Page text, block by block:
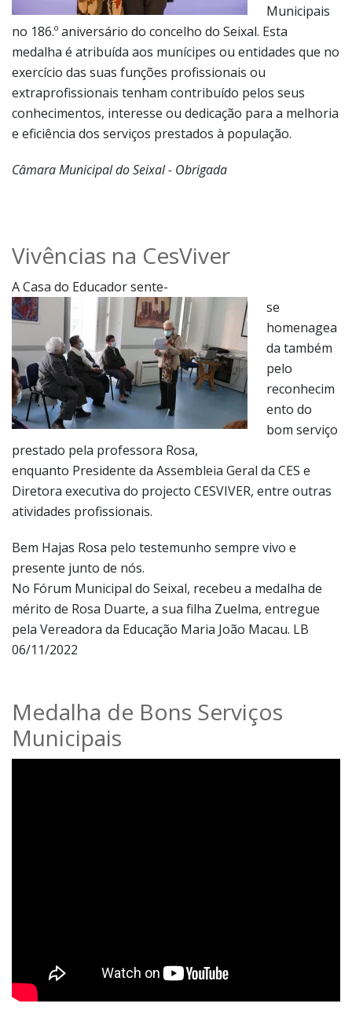
Municipais
no 186.º aniversário do concelho do Seixal. Esta
medalha é atribuída aos munícipes ou entidades que no
exercício das suas funções profissionais ou
extraprofissionais tenham contribuído pelos seus
conhecimentos, interesse ou dedicação para a melhoria
e eficiência dos serviços prestados à população.
Câmara Municipal do Seixal - Obrigada
Vivências na CesViver
A Casa do Educador sente-
se
homenagea
da também
pelo
reconhecim
ento do
bom serviço
prestado pela professora Rosa,
enquanto Presidente da Assembleia Geral da CES e
Diretora executiva do projecto CESVIVER, entre outras
atividades profissionais.
Bem Hajas Rosa pelo testemunho sempre vivo e
presente junto de nós.
No Fórum Municipal do Seixal, recebeu a medalha de
mérito de Rosa Duarte, a sua filha Zuelma, entregue
pela Vereadora da Educação Maria João Macau. LB
06/11/2022
Medalha de Bons Serviços
Municipais